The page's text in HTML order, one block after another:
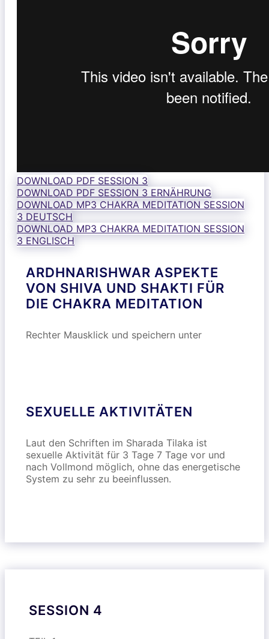
DOWNLOAD PDF SESSION 3
DOWNLOAD PDF SESSION 3 ERNÄHRUNG
DOWNLOAD MP3 CHAKRA MEDITATION SESSION
3 DEUTSCH
DOWNLOAD MP3 CHAKRA MEDITATION SESSION
3 ENGLISCH
ARDHNARISHWAR ASPEKTE
VON SHIVA UND SHAKTI FÜR
DIE CHAKRA MEDITATION
Rechter Mausklick und speichern unter
SEXUELLE AKTIVITÄTEN
Laut den Schriften im Sharada Tilaka ist
sexuelle Aktivität für 3 Tage 7 Tage vor und
nach Vollmond möglich, ohne das energetische
System zu sehr zu beeinflussen.
SESSION 4